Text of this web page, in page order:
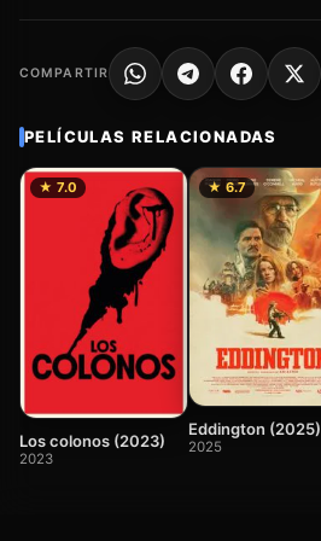
COMPARTIR
PELÍCULAS RELACIONADAS
★ 7.0
Los colonos (2023)
2023
★ 6.7
Eddington (2025)
2025